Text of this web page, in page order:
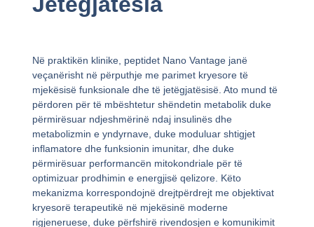
Në praktikën klinike, peptidet Nano Vantage janë
veçanërisht në përputhje me parimet kryesore të
mjekësisë funksionale dhe të jetëgjatësisë. Ato mund të
përdoren për të mbështetur shëndetin metabolik duke
përmirësuar ndjeshmërinë ndaj insulinës dhe
metabolizmin e yndyrnave, duke moduluar shtigjet
inflamatore dhe funksionin imunitar, dhe duke
përmirësuar performancën mitokondriale për të
optimizuar prodhimin e energjisë qelizore. Këto
mekanizma korrespondojnë drejtpërdrejt me objektivat
kryesorë terapeutikë në mjekësinë moderne
rigjeneruese, duke përfshirë rivendosjen e komunikimit